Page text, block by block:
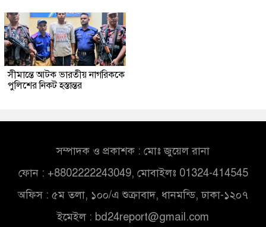
সীমান্তে আটক ভারতীয় নাগরিককে
পুলিশের নিকট হস্তান্তর
সম্পাদক ও প্রকাশক : মোঃ জুয়েল রানা
ফোন : +8802222243049, মোবাইলঃ 01324-414545
অফিস : ৫ম তলা, ১০০/এ শুক্রাবাদ, ধানমন্ডি, ঢাকা-১২০৭
ইমেইল : bd24report@gmail.com